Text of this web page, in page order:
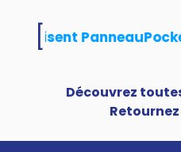
utilisent
Découvrez